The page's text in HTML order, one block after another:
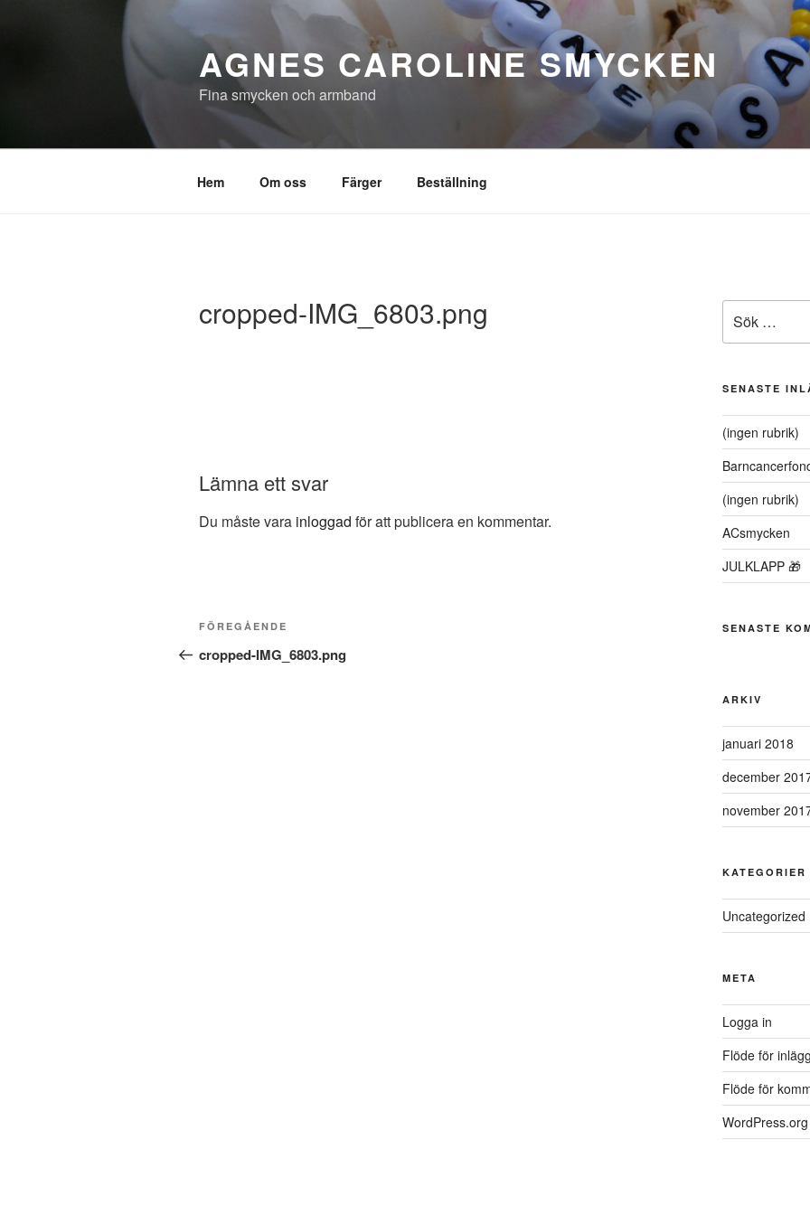
AGNES CAROLINE SMYCKEN
Fina smycken och armband
Hem Om oss Färger Beställning
cropped-IMG_6803.png
Lämna ett svar
Du måste vara inloggad för att publicera en kommentar.
Inläggsnavigering
Föregående
inlägg
FÖREGÅENDE
cropped-IMG_6803.png
efter:
SENASTE
(ingen rubrik)
(ingen rubrik)
ACsmycken
JULKLAPP 🎁
SENASTE
ARKIV
januari 2018
december
november
KATEGORIER
Uncategorized
META
Logga in
Flöde för inlägg
Flöde för
WordPress.org